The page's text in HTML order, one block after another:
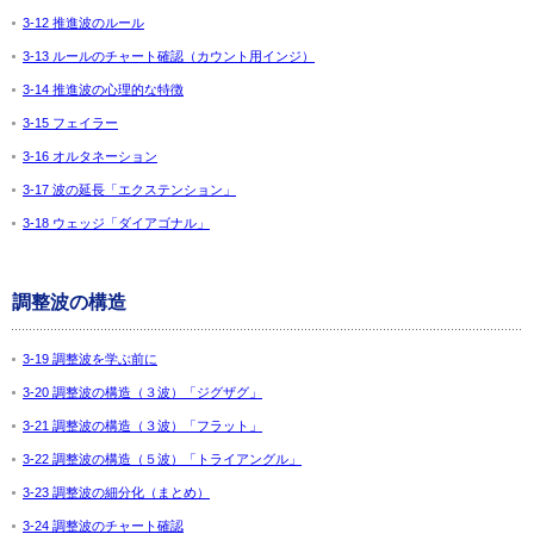
3-12 推進波のルール
3-13 ルールのチャート確認（カウント用インジ）
3-14 推進波の心理的な特徴
3-15 フェイラー
3-16 オルタネーション
3-17 波の延長「エクステンション」
3-18 ウェッジ「ダイアゴナル」
調整波の構造
3-19 調整波を学ぶ前に
3-20 調整波の構造（３波）「ジグザグ」
3-21 調整波の構造（３波）「フラット」
3-22 調整波の構造（５波）「トライアングル」
3-23 調整波の細分化（まとめ）
3-24 調整波のチャート確認